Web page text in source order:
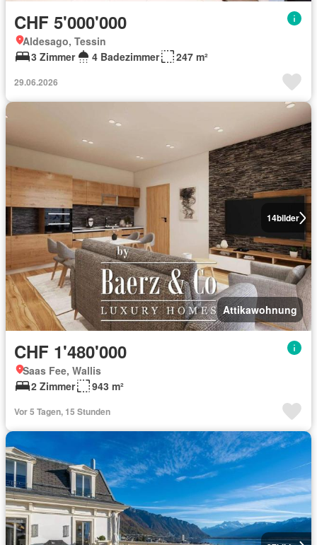
CHF 5'000'000
Aldesago, Tessin
3 Zimmer
4 Badezimmer 247 m²
29.06.2026
14bilder
Attikawohnung
CHF 1'480'000
Saas Fee, Wallis
2 Zimmer
943 m²
Vor 5 Tagen, 15 Stunden